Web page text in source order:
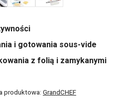
i gotowania sous-vide
z folią i zamykanymi
produktowa: GrandCHEF